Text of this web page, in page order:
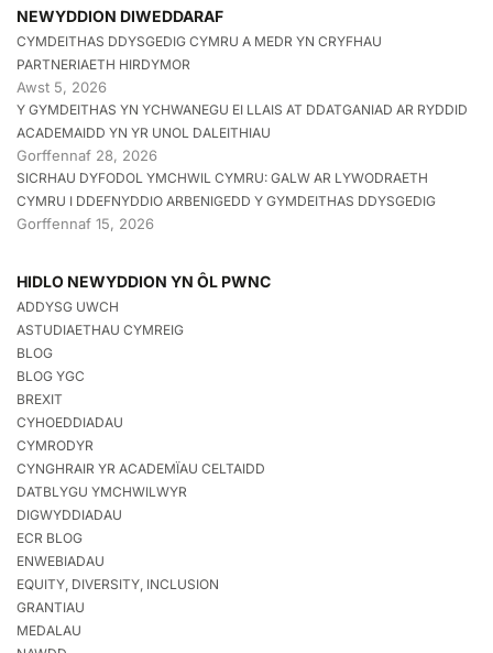
NEWYDDION DIWEDDARAF
CYMDEITHAS DDYSGEDIG CYMRU A MEDR YN CRYFHAU
PARTNERIAETH HIRDYMOR
Awst 5, 2026
Y GYMDEITHAS YN YCHWANEGU EI LLAIS AT DDATGANIAD AR RYDDID
ACADEMAIDD YN YR UNOL DALEITHIAU
Gorffennaf 28, 2026
SICRHAU DYFODOL YMCHWIL CYMRU: GALW AR LYWODRAETH
CYMRU I DDEFNYDDIO ARBENIGEDD Y GYMDEITHAS DDYSGEDIG
Gorffennaf 15, 2026
HIDLO NEWYDDION YN ÔL PWNC
ADDYSG UWCH
ASTUDIAETHAU CYMREIG
BLOG
BLOG YGC
BREXIT
CYHOEDDIADAU
CYMRODYR
CYNGHRAIR YR ACADEMÏAU CELTAIDD
DATBLYGU YMCHWILWYR
DIGWYDDIADAU
ECR BLOG
ENWEBIADAU
EQUITY, DIVERSITY, INCLUSION
GRANTIAU
MEDALAU